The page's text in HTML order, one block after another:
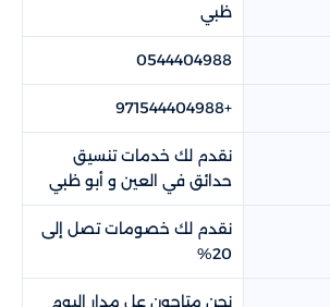
ظبي​​
0544404988
+971544404988
نقدم لك خدمات تنسيق
حدائق في العين و أبو ظبي​​
نقدم لك خصومات تصل إلى
20%
نحن متاحون عل مدار اليوم